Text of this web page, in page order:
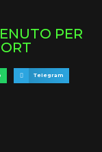
PER
Telegram